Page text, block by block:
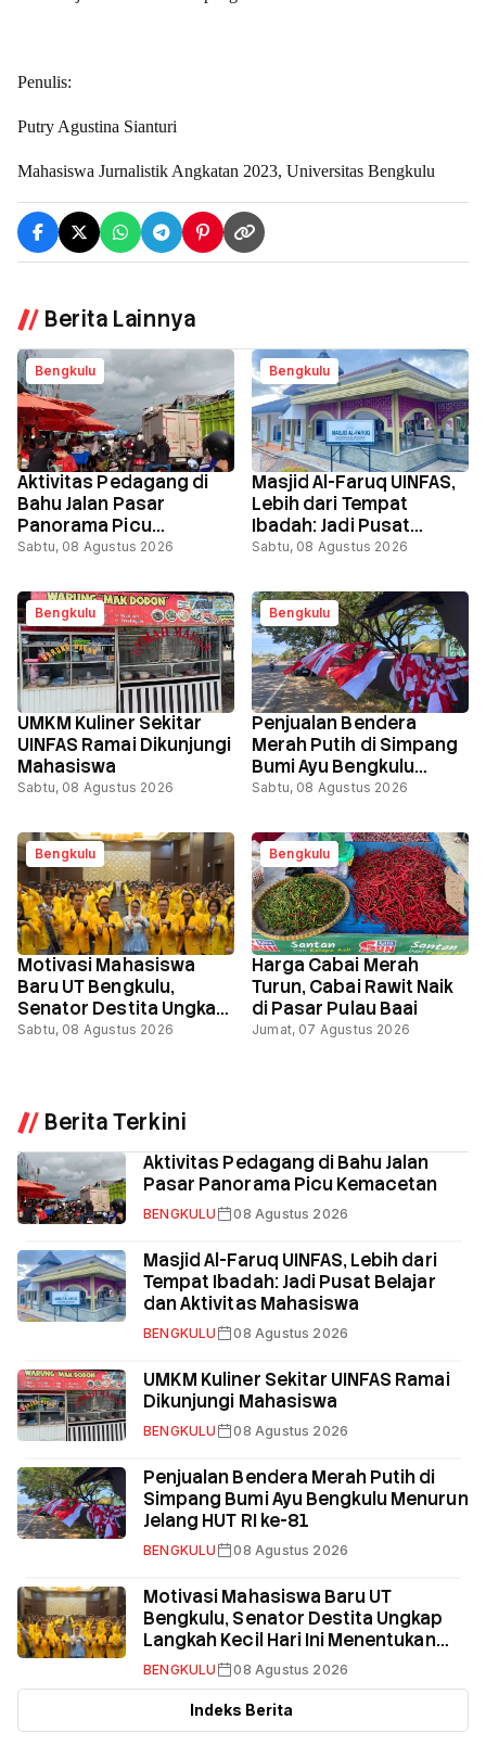
Penulis:
Putry Agustina Sianturi
Mahasiswa Jurnalistik Angkatan 2023, Universitas Bengkulu
Berita Lainnya
Bengkulu
Aktivitas Pedagang di
Bahu Jalan Pasar
Panorama Picu
Kemacetan
Sabtu, 08 Agustus 2026
Bengkulu
Masjid Al-Faruq UINFAS,
Lebih dari Tempat
Ibadah: Jadi Pusat
Belajar dan Aktivitas
Sabtu, 08 Agustus 2026
Bengkulu
UMKM Kuliner Sekitar
UINFAS Ramai Dikunjungi
Mahasiswa
Sabtu, 08 Agustus 2026
Bengkulu
Penjualan Bendera
Merah Putih di Simpang
Bumi Ayu Bengkulu
Menurun Jelang HUT RI
Sabtu, 08 Agustus 2026
Bengkulu
Motivasi Mahasiswa
Baru UT Bengkulu,
Senator Destita Ungkap
Langkah Kecil Hari Ini
Sabtu, 08 Agustus 2026
Bengkulu
Harga Cabai Merah
Turun, Cabai Rawit Naik
di Pasar Pulau Baai
Jumat, 07 Agustus 2026
Berita Terkini
Aktivitas Pedagang di Bahu Jalan
Pasar Panorama Picu Kemacetan
BENGKULU 08 Agustus 2026
Masjid Al-Faruq UINFAS, Lebih dari
Tempat Ibadah: Jadi Pusat Belajar
dan Aktivitas Mahasiswa
BENGKULU 08 Agustus 2026
UMKM Kuliner Sekitar UINFAS Ramai
Dikunjungi Mahasiswa
BENGKULU 08 Agustus 2026
Penjualan Bendera Merah Putih di
Simpang Bumi Ayu Bengkulu Menurun
Jelang HUT RI ke-81
BENGKULU 08 Agustus 2026
Motivasi Mahasiswa Baru UT
Bengkulu, Senator Destita Ungkap
Langkah Kecil Hari Ini Menentukan
Masa Depan
BENGKULU 08 Agustus 2026
Indeks Berita